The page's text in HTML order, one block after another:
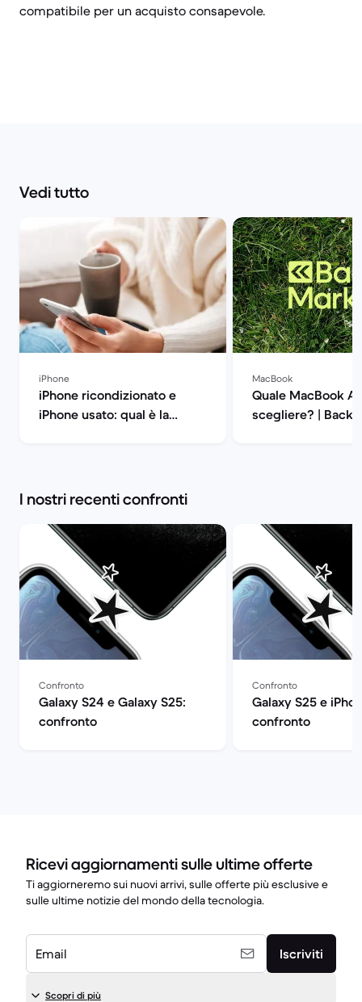
compatibile per un acquisto consapevole.
Vedi tutto
iPhone
iPhone ricondizionato e
iPhone usato: qual è la
MacBook
Quale MacBook
scegliere? | Back
I nostri recenti confronti
Confronto
Galaxy S24 e Galaxy S25:
confronto
Confronto
Galaxy S25 e
confronto
Ricevi aggiornamenti sulle ultime offerte
Ti aggiorneremo sui nuovi arrivi, sulle offerte più esclusive e
sulle ultime notizie del mondo della tecnologia.
Email Iscriviti
Scopri di più